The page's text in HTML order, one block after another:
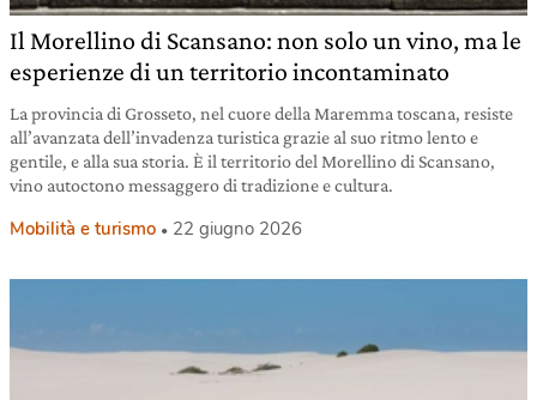
Il Morellino di Scansano: non solo un vino, ma le
esperienze di un territorio incontaminato
La provincia di Grosseto, nel cuore della Maremma toscana, resiste
all’avanzata dell’invadenza turistica grazie al suo ritmo lento e
gentile, e alla sua storia. È il territorio del Morellino di Scansano,
vino autoctono messaggero di tradizione e cultura.
Mobilità e turismo 22 giugno 2026